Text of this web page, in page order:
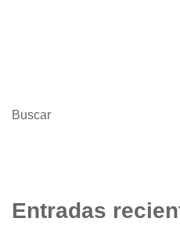
Buscar
Entradas